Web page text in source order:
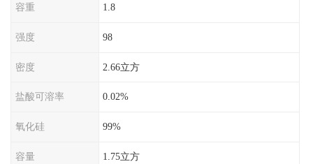
容重 1.8
强度 98
密度 2.66立方
盐酸可溶率 0.02%
氧化硅 99%
容量 1.75立方